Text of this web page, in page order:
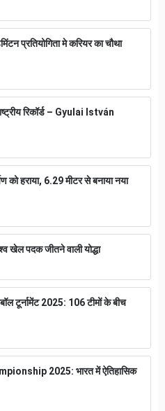
प्रतियोगिता मे करियर का चौथा
रिकॉर्ड – Gyulai István
हराया, 6.29 मीटर से बनाया नया
खेल पदक जीतने वाली योद्धा
टूर्नामेंट 2025: 106 टीमों के बीच
2025: भारत में ऐतिहासिक